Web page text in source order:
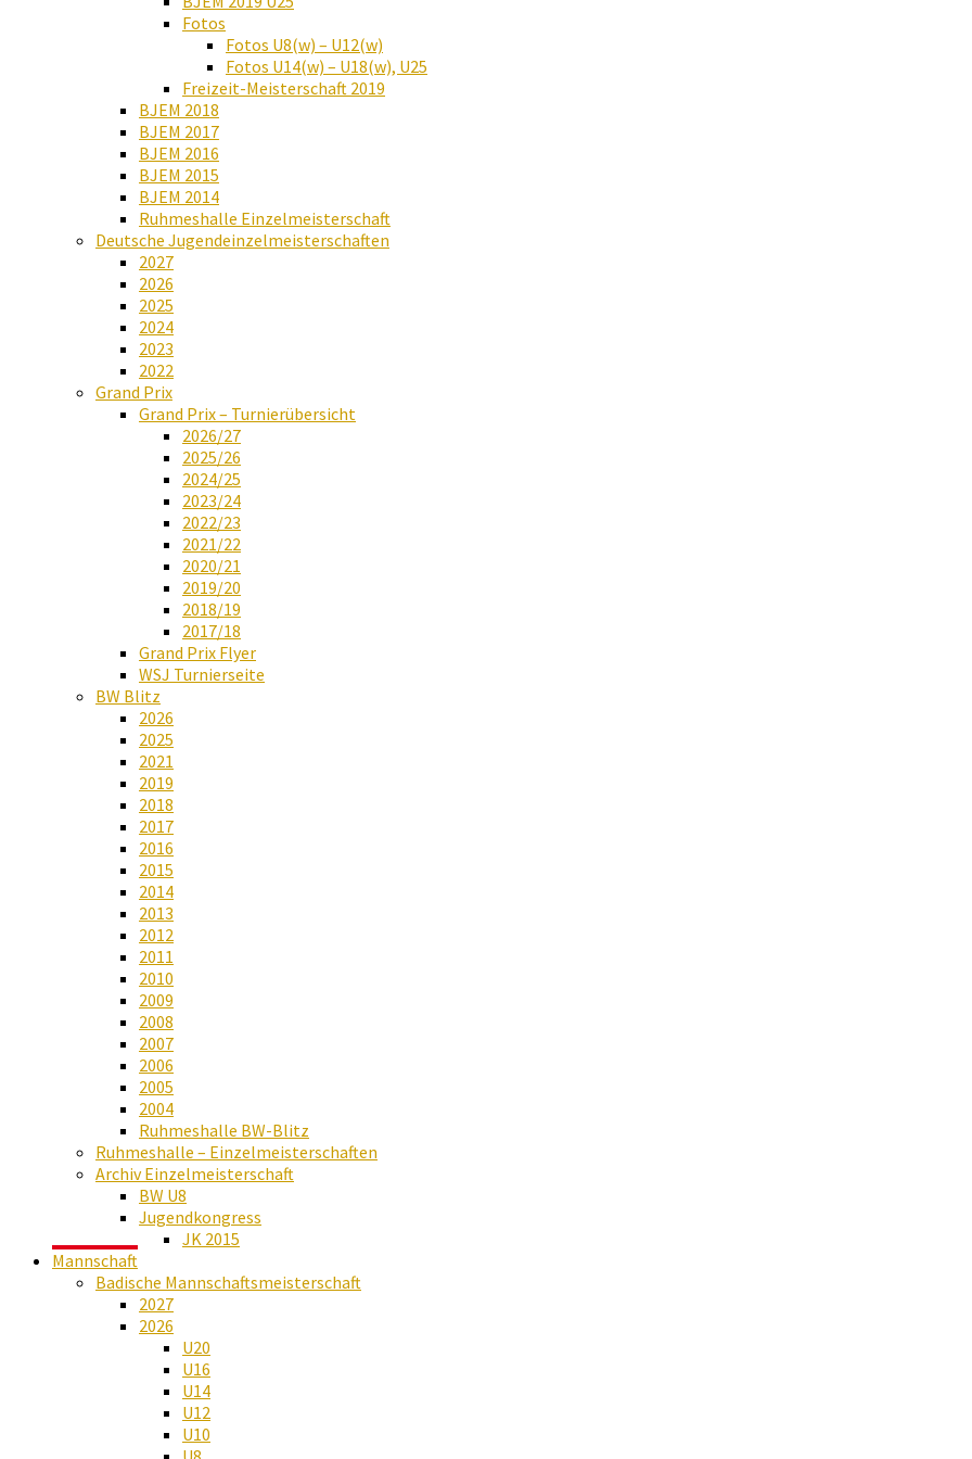
Fotos
Fotos U8(w) – U12(w)
Fotos U14(w) – U18(w), U25
Freizeit-Meisterschaft 2019
BJEM 2018
BJEM 2017
BJEM 2016
BJEM 2015
BJEM 2014
Ruhmeshalle Einzelmeisterschaft
Deutsche Jugendeinzelmeisterschaften
2027
2026
2025
2024
2023
2022
Grand Prix
Grand Prix – Turnierübersicht
2026/27
2025/26
2024/25
2023/24
2022/23
2021/22
2020/21
2019/20
2018/19
2017/18
Grand Prix Flyer
WSJ Turnierseite
BW Blitz
2026
2025
2021
2019
2018
2017
2016
2015
2014
2013
2012
2011
2010
2009
2008
2007
2006
2005
2004
Ruhmeshalle BW-Blitz
Ruhmeshalle – Einzelmeisterschaften
Archiv Einzelmeisterschaft
BW U8
Jugendkongress
JK 2015
Mannschaft
Badische Mannschaftsmeisterschaft
2027
2026
U20
U16
U14
U12
U10